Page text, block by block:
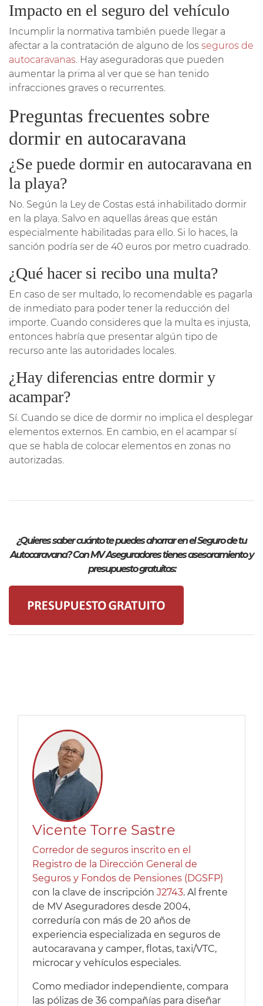
Impacto en el seguro del vehículo
Incumplir la normativa también puede llegar a
afectar a la contratación de alguno de los seguros de
autocaravanas . Hay aseguradoras que pueden
aumentar la prima al ver que se han tenido
infracciones graves o recurrentes.
Preguntas frecuentes sobre
dormir en autocaravana
¿Se puede dormir en autocaravana en
la playa?
No. Según la Ley de Costas está inhabilitado dormir
en la playa. Salvo en aquellas áreas que están
especialmente habilitadas para ello. Si lo haces, la
sanción podría ser de 40 euros por metro cuadrado.
¿Qué hacer si recibo una multa?
En caso de ser multado, lo recomendable es pagarla
de inmediato para poder tener la reducción del
importe. Cuando consideres que la multa es injusta,
entonces habría que presentar algún tipo de
recurso ante las autoridades locales.
¿Hay diferencias entre dormir y
acampar?
Sí. Cuando se dice de dormir no implica el desplegar
elementos externos. En cambio, en el acampar sí
que se habla de colocar elementos en zonas no
autorizadas.
¿Quieres saber cuánto te puedes ahorrar en el Seguro de tu
Autocaravana? Con MV Aseguradores tienes asesoramiento y
presupuesto gratuitos:
Vicente Torre Sastre
Corredor de seguros inscrito en el
Registro de la Dirección General de
Seguros y Fondos de Pensiones (DGSFP)
con la clave de inscripción J2743. Al frente
de MV Aseguradores desde 2004,
correduría con más de 20 años de
experiencia especializada en seguros de
autocaravana y camper, flotas, taxi/VTC,
microcar y vehículos especiales.
Como mediador independiente, compara
las pólizas de 36 compañías para diseñar